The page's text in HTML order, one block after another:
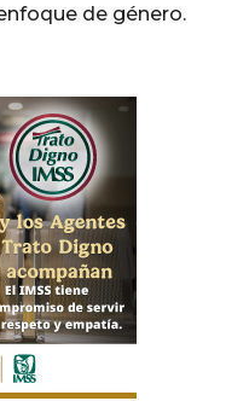
de género.